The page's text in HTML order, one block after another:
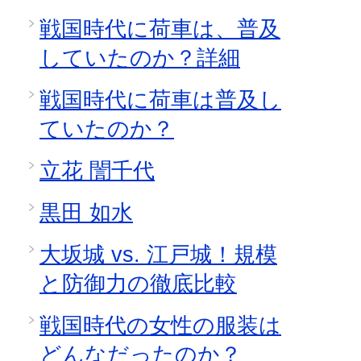
戦国時代に荷車は、普及
していたのか？詳細
戦国時代に荷車は普及し
ていたのか？
立花 誾千代
黒田 如水
大坂城 vs. 江戸城！規模
と防御力の徹底比較
戦国時代の女性の服装は
どんなだったのか？